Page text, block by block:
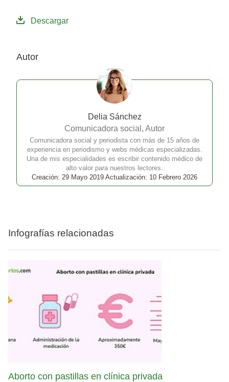
Descargar
Autor
Delia Sánchez
Comunicadora social, Autor
Comunicadora social y periodista con más de 15 años de
experiencia en periodismo y webs médicas especializadas.
Una de mis especialidades es escribir contenido médico de
alto valor para nuestros lectores.
Creación: 29 Mayo 2019 Actualización: 10 Febrero 2026
Infografías relacionadas
Aborto con pastillas en clínica privada